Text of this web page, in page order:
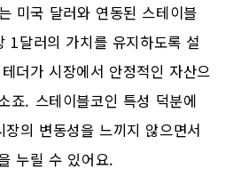
미국 달러와 연동된 스테이블
1달러의 가치를 유지하도록 설
더가 시장에서 안정적인 자산으
죠. 스테이블코인 특성 덕분에
의 변동성을 느끼지 않으면서
누릴 수 있어요.